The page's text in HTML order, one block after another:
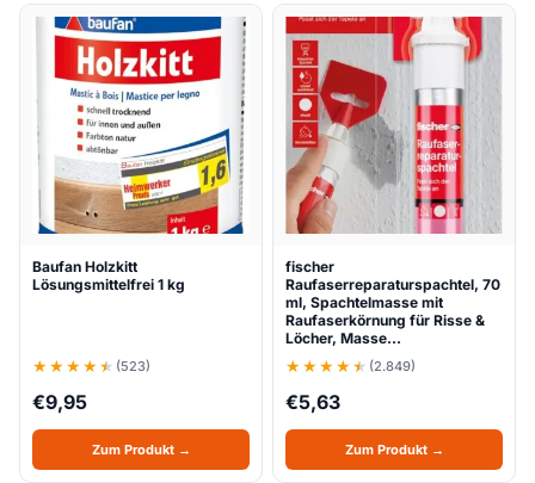
Baufan Holzkitt
Lösungsmittelfrei 1 kg
(523)
€9,95
Zum Produkt →
fischer
Raufaserreparaturspachtel, 70
ml, Spachtelmasse mit
Raufaserkörnung für Risse &
Löcher, Masse…
(2.849)
€5,63
Zum Produkt →